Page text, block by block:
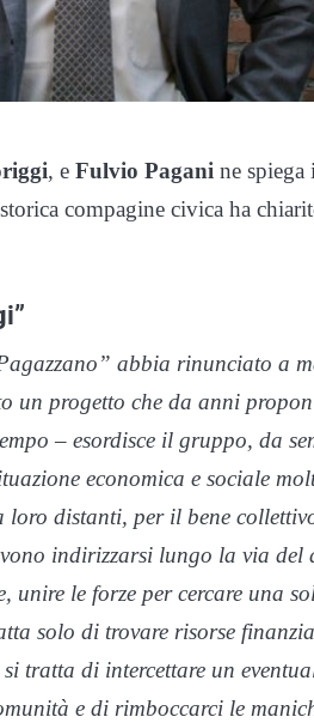
, e Fulvio Pagani ne
compagine civica ha
” abbia rinunciato a
un progetto che da anni
– esordisce il gruppo, da
economica e sociale
distanti, per il bene
indirizzarsi lungo la via
unire le forze per cercare una
solo di trovare risorse
tratta di intercettare un
e di rimboccarci le